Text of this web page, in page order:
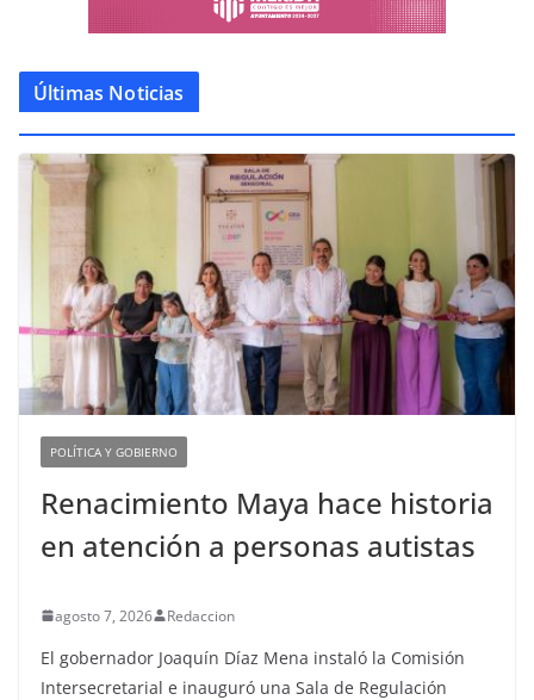
Últimas Noticias
POLÍTICA Y GOBIERNO
Renacimiento Maya hace historia
en atención a personas autistas
agosto 7, 2026 Redaccion
El gobernador Joaquín Díaz Mena instaló la Comisión
Intersecretarial e inauguró una Sala de Regulación